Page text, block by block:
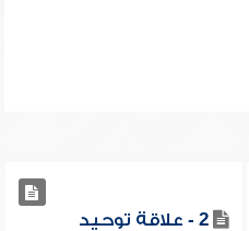
2 - علاقة توحيد